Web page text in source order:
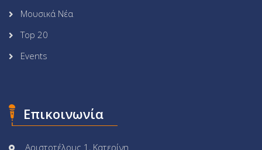
Μουσικά Νέα
Top 20
Events
Επικοινωνία
Αριστοτέλους 1, Κατερίνη